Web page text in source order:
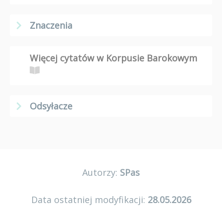
Znaczenia
Więcej cytatów w Korpusie Barokowym
Odsyłacze
Autorzy: SPas
Data ostatniej modyfikacji: 28.05.2026